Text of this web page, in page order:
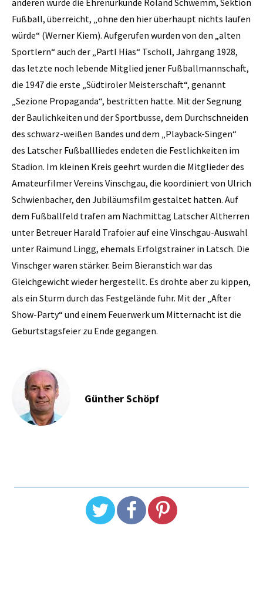
Fußball, überreicht, „ohne den hier überhaupt nichts laufen
würde“ (Werner Kiem). Aufgerufen wurden von den „alten
Sportlern“ auch der „Partl Hias“ Tscholl, Jahrgang 1928,
das letzte noch lebende Mitglied jener Fußballmannschaft,
die 1947 die erste „Südtiroler Meisterschaft“, genannt
„Sezione Propaganda“, bestritten hatte. Mit der Segnung
der Baulichkeiten und der Sportbusse, dem Durchschneiden
des schwarz-weißen Bandes und dem „Playback-Singen“
des Latscher Fußballliedes endeten die Festlichkeiten im
Stadion. Im kleinen Kreis geehrt wurden die Mitglieder des
Amateurfilmer Vereins Vinschgau, die koordiniert von Ulrich
Schwienbacher, den Jubiläumsfilm gestaltet hatten. Auf
dem Fußballfeld trafen am Nachmittag Latscher Altherren
unter Betreuer Harald Trafoier auf eine Vinschgau-Auswahl
unter Raimund Lingg, ehemals Erfolgstrainer in Latsch. Die
Vinschger waren stärker. Beim Bieranstich war das
Gleichgewicht wieder hergestellt. Es drohte aber zu kippen,
als ein Sturm durch das Festgelände fuhr. Mit der „After
Show-Party“ und einem Feuerwerk um Mitternacht ist die
Geburtstagsfeier zu Ende gegangen.
Günther Schöpf